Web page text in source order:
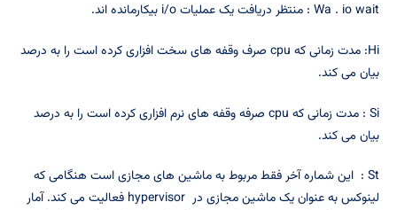
Wa . io wait : منتظر دریافت یک عملیات i/o بیکارمانده اند.
Hi: مدت زمانی که cpu صرف وقفه های سخت افزاری کرده است را به درصد
بیان می کند.
Si : مدت زمانی که cpu صرفه وقفه های نرم افزاری کرده است را به درصد
بیان می کند.
St : این شماره آخر فقط مربوط به ماشین های مجازی است هنگامی که
لینوکس به عنوان یک ماشین مجازی در hypervisor فعالیت می کند. آمار